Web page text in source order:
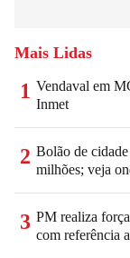
Mais Lidas
1 Vendaval em
Inmet
2 Bolão de
milhões; veja
3 PM realiza
com referência